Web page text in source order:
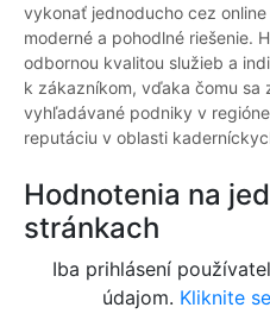
vykonať jednoducho cez
moderné a pohodlné riešenie.
odbornou kvalitou služieb a
k zákazníkom, vďaka čomu sa
vyhľadávané podniky v
reputáciu v oblasti
Hodnotenia na
stránkach
Iba prihlásení
údajom. Kliknite